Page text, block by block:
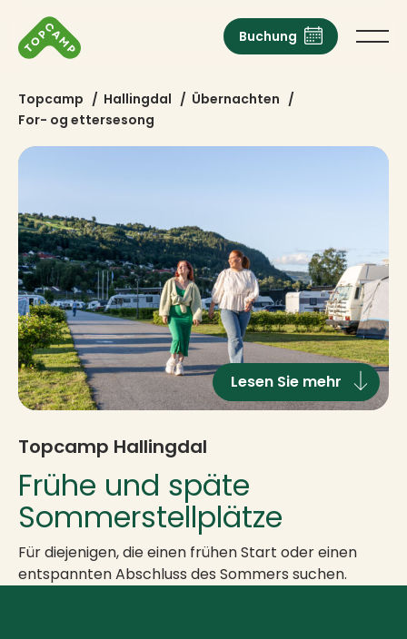
Buchung
Topcamp / Hallingdal / Übernachten /
For- og ettersesong
Topcamp Hallingdal
Frühe und späte
Sommerstellplätze
Für diejenigen, die einen frühen Start oder einen
entspannten Abschluss des Sommers suchen.
Lesen Sie mehr